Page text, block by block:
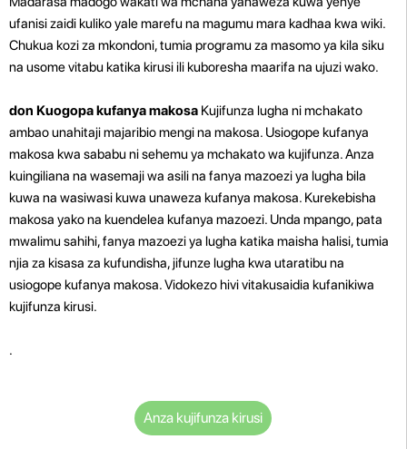
ufanisi zaidi kuliko yale marefu na magumu mara kadhaa kwa wiki.
Chukua kozi za mkondoni, tumia programu za masomo ya kila siku
na usome vitabu katika kirusi ili kuboresha maarifa na ujuzi wako.
don Kuogopa kufanya makosa Kujifunza lugha ni mchakato
ambao unahitaji majaribio mengi na makosa. Usiogope kufanya
makosa kwa sababu ni sehemu ya mchakato wa kujifunza. Anza
kuingiliana na wasemaji wa asili na fanya mazoezi ya lugha bila
kuwa na wasiwasi kuwa unaweza kufanya makosa. Kurekebisha
makosa yako na kuendelea kufanya mazoezi. Unda mpango, pata
mwalimu sahihi, fanya mazoezi ya lugha katika maisha halisi, tumia
njia za kisasa za kufundisha, jifunze lugha kwa utaratibu na
usiogope kufanya makosa. Vidokezo hivi vitakusaidia kufanikiwa
kujifunza kirusi.
.
Anza kujifunza kirusi